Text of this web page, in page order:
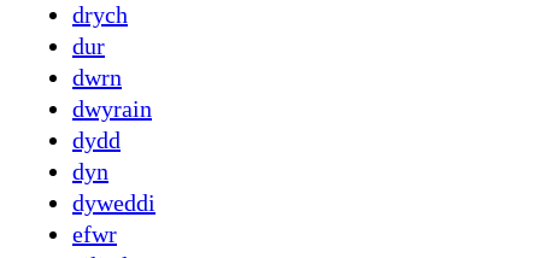
drych
dur
dwrn
dwyrain
dydd
dyn
dyweddi
efwr